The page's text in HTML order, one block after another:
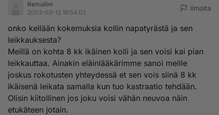
Remuliini
2003-03-12 16:54:02
Ilmoita
onko kellään kokemuksia kollin napatyrästä ja sen
leikkauksesta?
Meillä on kohta 8 kk ikäinen kolli ja sen voisi kai pian
leikkauttaa. Ainakin eläinlääkärimme sanoi meille
joskus rokotusten yhteydessä et sen vois siinä 8 kk
ikäisenä leikata samalla kun tuo kastraatio tehdään.
Olisin kiitollinen jos joku voisi vähän neuvoa näin
etukäteen jotain.